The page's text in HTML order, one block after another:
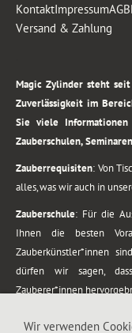
KontaktImpressumAGB
Versand & Zahlung
Magic Zylinder steht
Zuverlässigkeit im
Sie viele
Zauberschulen,
Zauberrequisiten: Von
alles, was wir auch in
Zauberschule: Für die
Ihnen die besten
Zauberkünstler*innen
dürfen wir sagen,
Zauberer*innen
Wir verwenden